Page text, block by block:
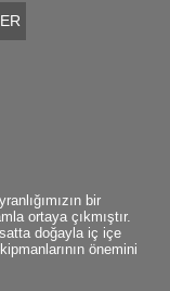
bir
ortaya çıkmıştır.
doğayla iç içe
önemini